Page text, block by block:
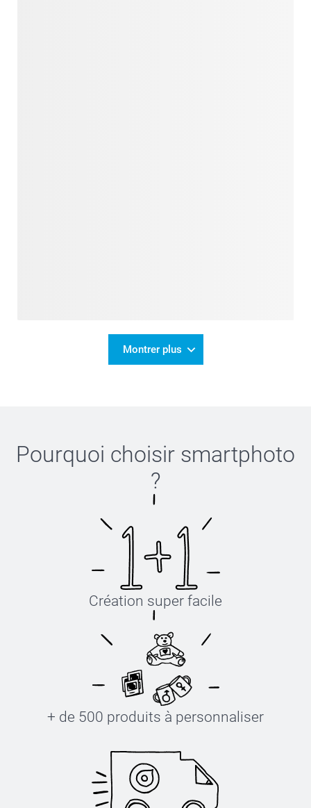
Montrer plus
Pourquoi choisir smartphoto
?
Création super facile
+ de 500 produits à personnaliser